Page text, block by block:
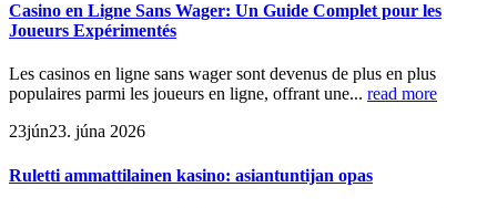
Casino en Ligne Sans Wager: Un Guide Complet pour les
Joueurs Expérimentés
Les casinos en ligne sans wager sont devenus de plus en plus
populaires parmi les joueurs en ligne, offrant une... read more
23jún23. júna 2026
Ruletti ammattilainen kasino: asiantuntijan opas